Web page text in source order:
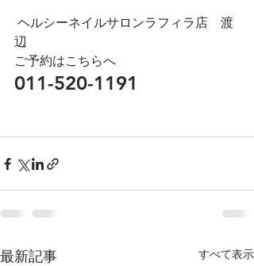
辺
ご予約はこちらへ
011-520-1191
最新記事 すべて表示